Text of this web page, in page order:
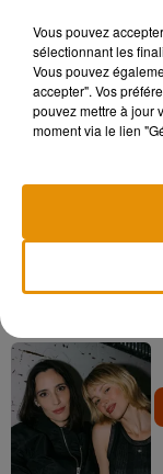
Rendez-vous tous
Forum pour
Vous pouvez
sélectionnant les
Vous pouvez
accepter". Vos
pouvez mettre à jour
moment via le lien